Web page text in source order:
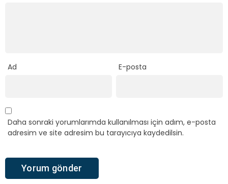
Ad E-posta
Daha sonraki yorumlarımda kullanılması için adım, e-posta
adresim ve site adresim bu tarayıcıya kaydedilsin.